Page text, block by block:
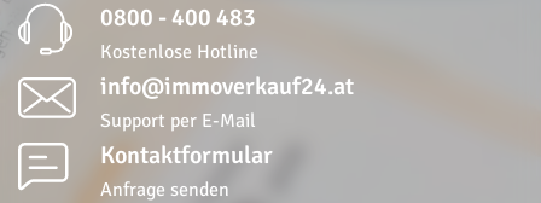
0800 - 400 483
Kostenlose Hotline
info@immoverkauf24.at
Support per E-Mail
Kontaktformular
Anfrage senden